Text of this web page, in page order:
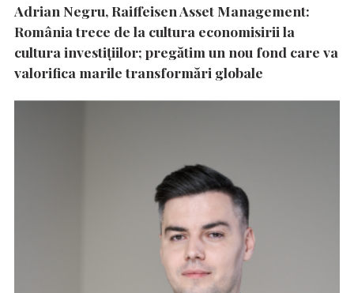
Adrian Negru, Raiffeisen Asset Management:
România trece de la cultura economisirii la
cultura investițiilor; pregătim un nou fond care va
valorifica marile transformări globale